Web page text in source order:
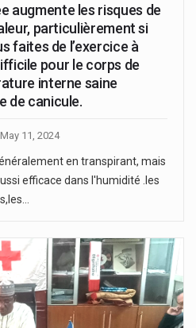
augmente les risques de
particulièrement si
faites de l’exercice à
pour le corps de
interne saine
de canicule.
May 11, 2024
en transpirant, mais
efficace dans l'humidité .les